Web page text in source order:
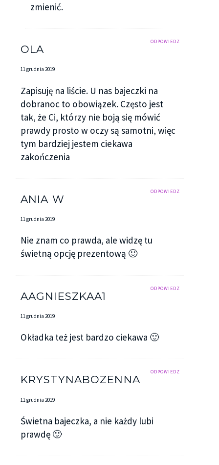
zmienić.
ODPOWIEDZ
OLA
11 grudnia 2019
Zapisuję na liście. U nas bajeczki na
dobranoc to obowiązek. Często jest
tak, że Ci, którzy nie boją się mówić
prawdy prosto w oczy są samotni, więc
tym bardziej jestem ciekawa
zakończenia
ODPOWIEDZ
ANIA W
11 grudnia 2019
Nie znam co prawda, ale widzę tu
świetną opcję prezentową 🙂
ODPOWIEDZ
AAGNIESZKAA1
11 grudnia 2019
Okładka też jest bardzo ciekawa 🙂
ODPOWIEDZ
KRYSTYNABOZENNA
11 grudnia 2019
Świetna bajeczka, a nie każdy lubi
prawdę 🙂